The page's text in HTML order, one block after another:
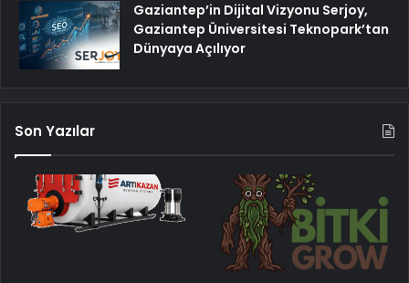
Gaziantep’in Dijital Vizyonu Serjoy,
Gaziantep Üniversitesi Teknopark’tan
Dünyaya Açılıyor
Son Yazılar